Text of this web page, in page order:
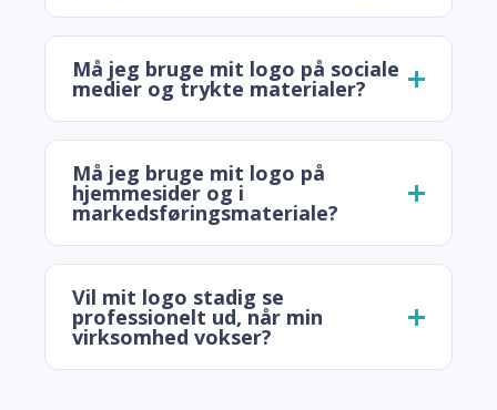
Må jeg bruge mit logo på sociale
medier og trykte materialer?
Må jeg bruge mit logo på
hjemmesider og i
markedsføringsmateriale?
Vil mit logo stadig se
professionelt ud, når min
virksomhed vokser?